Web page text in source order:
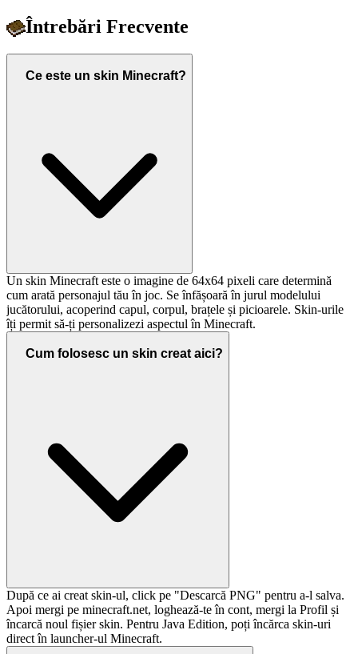
Întrebări Frecvente
Ce este un skin Minecraft?
Un skin Minecraft este o imagine de 64x64 pixeli care determină
cum arată personajul tău în joc. Se înfășoară în jurul modelului
jucătorului, acoperind capul, corpul, brațele și picioarele. Skin-urile
îți permit să-ți personalizezi aspectul în Minecraft.
Cum folosesc un skin creat aici?
După ce ai creat skin-ul, click pe "Descarcă PNG" pentru a-l salva.
Apoi mergi pe minecraft.net, loghează-te în cont, mergi la Profil și
încarcă noul fișier skin. Pentru Java Edition, poți încărca skin-uri
direct în launcher-ul Minecraft.